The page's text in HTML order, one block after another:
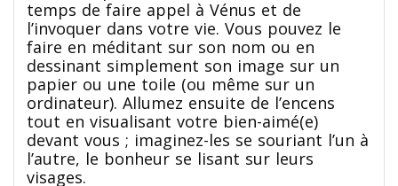
temps de faire appel à Vénus et de
l’invoquer dans votre vie. Vous pouvez le
faire en méditant sur son nom ou en
dessinant simplement son image sur un
papier ou une toile (ou même sur un
ordinateur). Allumez ensuite de l’encens
tout en visualisant votre bien-aimé(e)
devant vous ; imaginez-les se souriant l’un à
l’autre, le bonheur se lisant sur leurs
visages.